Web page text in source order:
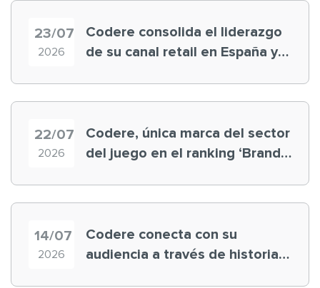
23/07
2026
Codere consolida el liderazgo
de su canal retail en España y
22/07
2026
Codere, única marca del sector
del juego en el ranking ‘Brand
14/07
2026
Codere conecta con su
audiencia a través de historias